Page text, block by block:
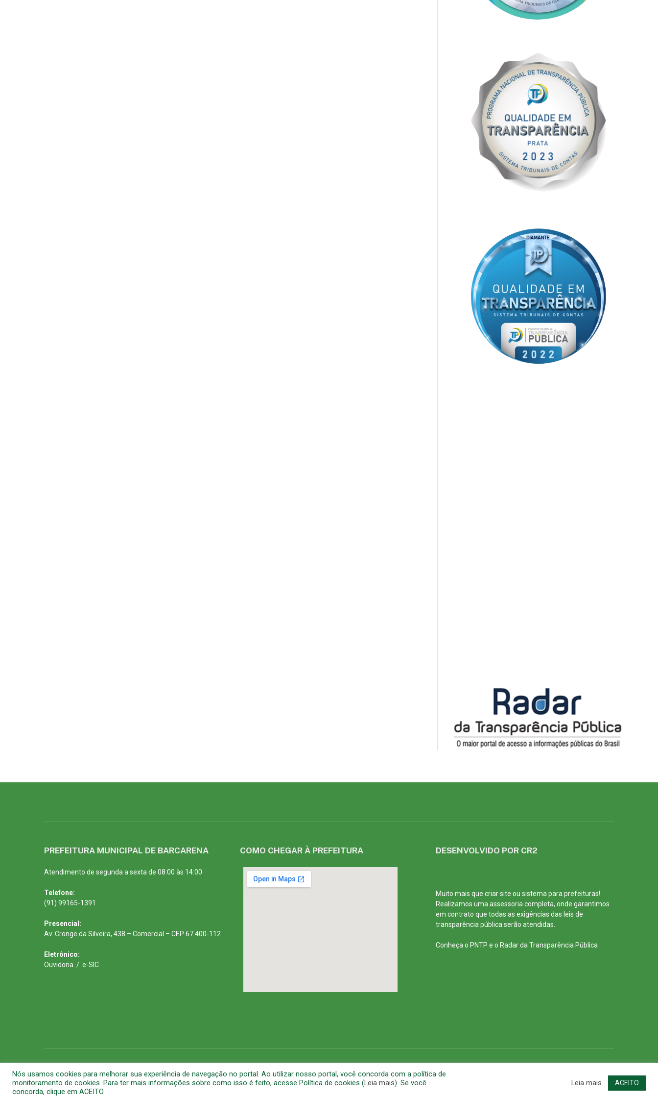
PREFEITURA MUNICIPAL DE BARCARENA
Atendimento de segunda a sexta de 08:00 às 14:00
Telefone:
(91) 99165-1391
Presencial:
Av. Cronge da Silveira, 438 – Comercial – CEP 67.400-112
Eletrônico:
Ouvidoria / e-SIC
COMO CHEGAR À PREFEITURA DESENVOLVIDO POR CR2
Muito mais que criar site ou sistema para prefeituras!
Realizamos uma assessoria completa, onde garantimos
em contrato que todas as exigências das leis de
transparência pública serão atendidas.
Conheça o PNTP e o Radar da Transparência Pública
Nós usamos cookies para melhorar sua experiência de navegação no portal. Ao utilizar nosso portal, você concorda com a política de
monitoramento de cookies. Para ter mais informações sobre como isso é feito, acesse Política de cookies (Leia mais). Se você
concorda, clique em ACEITO.
Leia mais ACEITO